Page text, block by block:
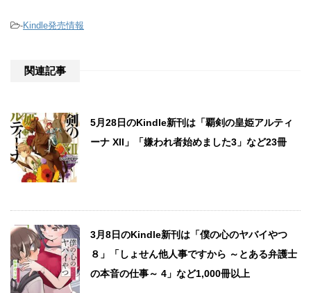
-Kindle発売情報
関連記事
5月28日のKindle新刊は「覇剣の皇姫アルティ
ーナ XII」「嫌われ者始めました3」など23冊
3月8日のKindle新刊は「僕の心のヤバイやつ
８」「しょせん他人事ですから ～とある弁護士
の本音の仕事～ 4」など1,000冊以上